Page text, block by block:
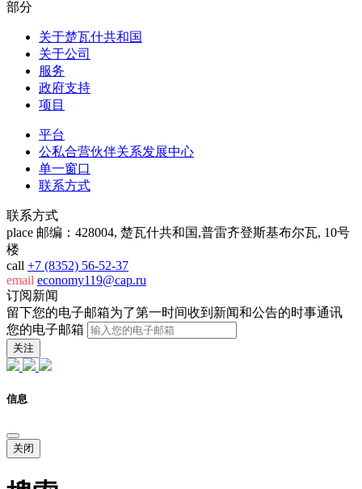
部分
关于楚瓦什共和国
关于公司
服务
政府支持
项目
平台
公私合营伙伴关系发展中心
单一窗口
联系方式
联系方式
place 邮编：428004, 楚瓦什共和国,普雷齐登斯基布尔瓦, 10号
楼
call +7 (8352) 56-52-37
email economy119@cap.ru
订阅新闻
留下您的电子邮箱为了第一时间收到新闻和公告的时事通讯
您的电子邮箱
关注
信息
关闭